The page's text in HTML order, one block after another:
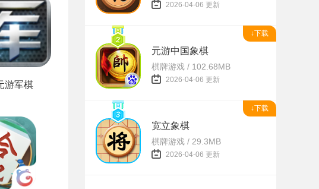
游军棋
2026-04-06 更新
↓下载
元游中国象棋
棋牌游戏 / 102.68MB
2026-04-06 更新
↓下载
宽立象棋
棋牌游戏 / 29.3MB
2026-04-06 更新